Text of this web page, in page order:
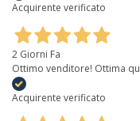
Acquirente verificato
2 Giorni Fa
Ottimo venditore! Ottima
Acquirente verificato